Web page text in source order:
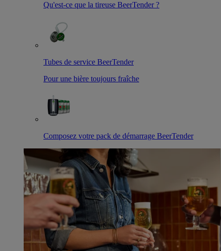
Qu'est-ce que la tireuse BeerTender ?
Tubes de service BeerTender
Pour une bière toujours fraîche
Composez votre pack de démarrage BeerTender